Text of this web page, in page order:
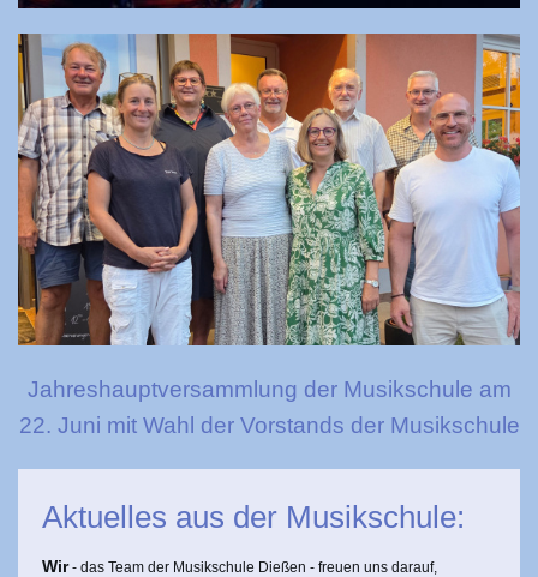
Jahreshauptversammlung der Musikschule am
22. Juni mit Wahl der Vorstands der Musikschule
Aktuelles aus der Musikschule:
Wir- das Team der Musikschule Dießen - freuen uns darauf,